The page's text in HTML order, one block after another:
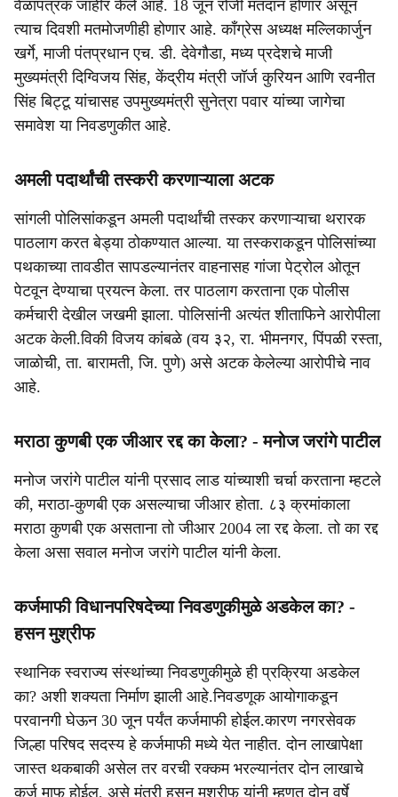
वेळापत्रक जाहीर केले आहे. 18 जून रोजी मतदान होणार असून
त्याच दिवशी मतमोजणीही होणार आहे. काँग्रेस अध्यक्ष मल्लिकार्जुन
खर्गे, माजी पंतप्रधान एच. डी. देवेगौडा, मध्य प्रदेशचे माजी
मुख्यमंत्री दिग्विजय सिंह, केंद्रीय मंत्री जॉर्ज कुरियन आणि रवनीत
सिंह बिट्टू यांचासह उपमुख्यमंत्री सुनेत्रा पवार यांच्या जागेचा
समावेश या निवडणुकीत आहे.
अमली पदार्थांची तस्करी करणाऱ्याला अटक
सांगली पोलिसांकडून अमली पदार्थांची तस्कर करणाऱ्याचा थरारक
पाठलाग करत बेड्या ठोकण्यात आल्या. या तस्कराकडून पोलिसांच्या
पथकाच्या तावडीत सापडल्यानंतर वाहनासह गांजा पेट्रोल ओतून
पेटवून देण्याचा प्रयत्न केला. तर पाठलाग करताना एक पोलीस
कर्मचारी देखील जखमी झाला. पोलिसांनी अत्यंत शीताफिने आरोपीला
अटक केली.विकी विजय कांबळे (वय ३२, रा. भीमनगर, पिंपळी रस्ता,
जाळोची, ता. बारामती, जि. पुणे) असे अटक केलेल्या आरोपीचे नाव
आहे.
मराठा कुणबी एक जीआर रद्द का केला? - मनोज जरांगे पाटील
मनोज जरांगे पाटील यांनी प्रसाद लाड यांच्याशी चर्चा करताना म्हटले
की, मराठा-कुणबी एक असल्याचा जीआर होता. ८३ क्रमांकाला
मराठा कुणबी एक असताना तो जीआर 2004 ला रद्द केला. तो का रद्द
केला असा सवाल मनोज जरांगे पाटील यांनी केला.
कर्जमाफी विधानपरिषदेच्या निवडणुकीमुळे अडकेल का? -
हसन मुश्रीफ
स्थानिक स्वराज्य संस्थांच्या निवडणुकीमुळे ही प्रक्रिया अडकेल
का? अशी शक्यता निर्माण झाली आहे.निवडणूक आयोगाकडून
परवानगी घेऊन 30 जून पर्यंत कर्जमाफी होईल.कारण नगरसेवक
जिल्हा परिषद सदस्य हे कर्जमाफी मध्ये येत नाहीत. दोन लाखापेक्षा
जास्त थकबाकी असेल तर वरची रक्कम भरल्यानंतर दोन लाखाचे
कर्ज माफ होईल, असे मंत्री हसन मुश्रीफ यांनी म्हणत दोन वर्षे